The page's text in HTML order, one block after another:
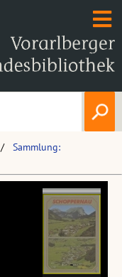
Sammlung: